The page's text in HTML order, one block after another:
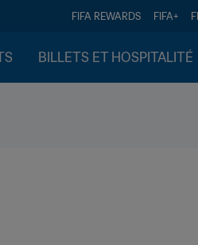
FIFA REWARDS FIFA+
BILLETS ET HOSPITALITÉ